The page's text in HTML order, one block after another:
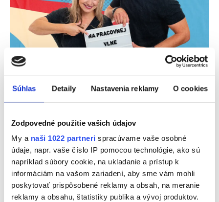
Súhlas Detaily Nastavenia reklamy O cookies
Zodpovedné použitie vašich údajov
My a naši 1022 partneri spracúvame vaše osobné
údaje, napr. vaše číslo IP pomocou technológie, ako sú
napríklad súbory cookie, na ukladanie a prístup k
informáciám na vašom zariadení, aby sme vám mohli
poskytovať prispôsobené reklamy a obsah, na meranie
reklamy a obsahu, štatistiky publika a vývoj produktov.
spoznávame Juraja, ktorý pracuje ako security
pracovník, teda SBS-kár. Jeho úlohou je dohliadať
na bezpečnosť a riešiť situácie, ktoré si vyžadujú
pokoj, pozornosť a rýchle rozhodovanie. Prečo má
túto prácu rád? Kde pracuje a s čím všetkým sa
stretáva? A čo všetko obnáša práca v security
službách? Juraj nám prezradí zákulisie svojej
profesie, ako vyzerá jeho pracovný deň a čo ho na
tejto práci baví najviac.